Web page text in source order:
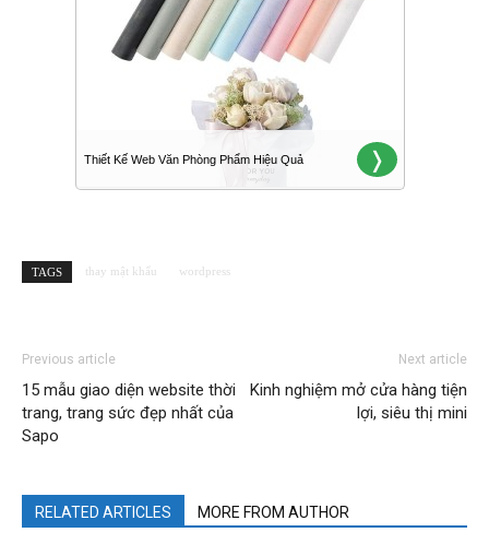
TAGS thay mật khẩu wordpress
Previous article
15 mẫu giao diện website thời
trang, trang sức đẹp nhất của
Sapo
Next article
Kinh nghiệm mở cửa hàng tiện
lợi, siêu thị mini
RELATED ARTICLES MORE FROM AUTHOR